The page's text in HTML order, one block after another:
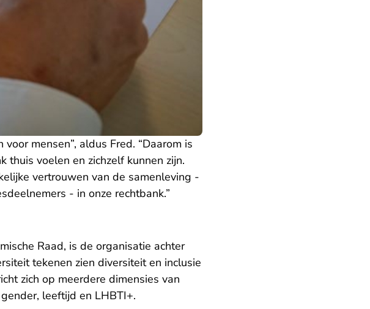
mensen”, aldus Fred. “Daarom is
thuis voelen en zichzelf kunnen zijn.
vertrouwen van de samenleving -
- in onze rechtbank.”
Raad, is de organisatie achter
tekenen zien diversiteit en inclusie
zich op meerdere dimensies van
leeftijd en LHBTI+.